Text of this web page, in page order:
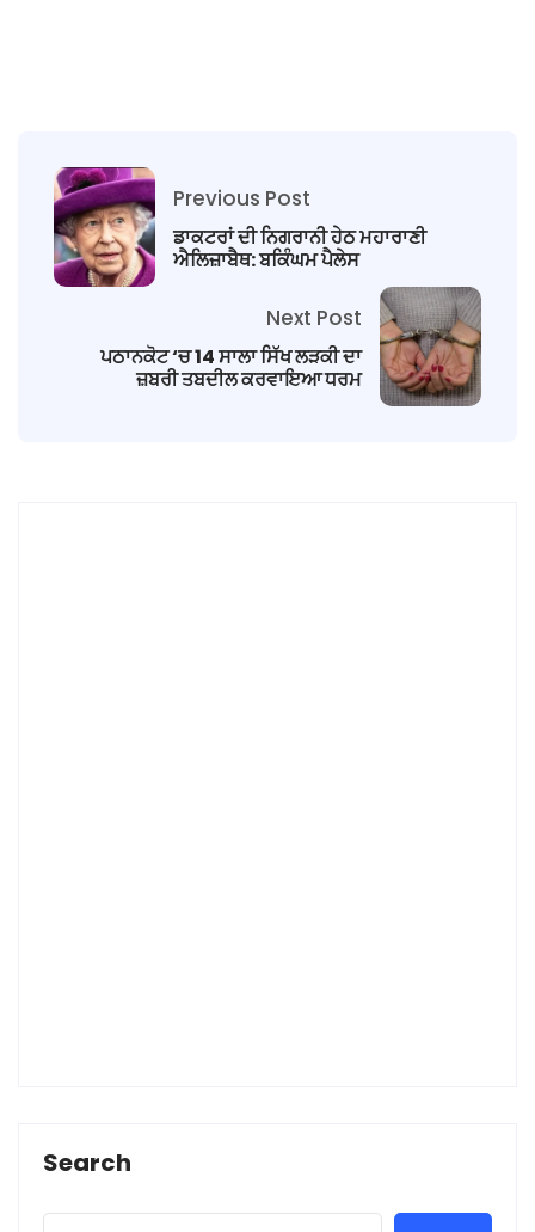
Previous Post
ਡਾਕਟਰਾਂ ਦੀ ਨਿਗਰਾਨੀ ਹੇਠ ਮਹਾਰਾਣੀ
ਐਲਿਜ਼ਾਬੈਥ: ਬਕਿੰਘਮ ਪੈਲੇਸ
Next Post
ਪਠਾਨਕੋਟ ‘ਚ 14 ਸਾਲਾ ਸਿੱਖ ਲੜਕੀ ਦਾ
ਜ਼ਬਰੀ ਤਬਦੀਲ ਕਰਵਾਇਆ ਧਰਮ
Search